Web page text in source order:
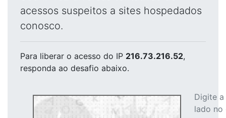
acessos suspeitos a sites hospedados
conosco.
Para liberar o acesso do IP 216.73.216.52,
responda ao desafio abaixo.
Digite
lado no